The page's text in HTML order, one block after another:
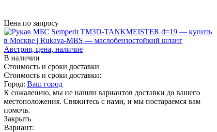
Цена по запросу
В наличии
Стоимость и сроки доставки
Стоимость и сроки доставки:
Город: Ваш город
К сожалению, мы не нашли вариантов доставки до вашего
местоположения. Свяжитесь с нами, и мы постараемся вам
помочь.
Закрыть
Вариант: